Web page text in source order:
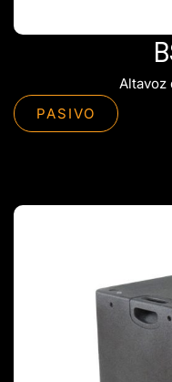
Altavoz
PASIVO